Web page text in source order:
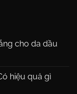
cho da dầu
hiệu quả gì